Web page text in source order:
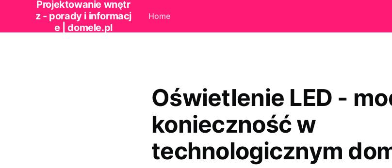
Projektowanie wnętr
z - porady i informacj
e | domele.pl
Home
Oświetlenie LED -
konieczność w
technologicznym